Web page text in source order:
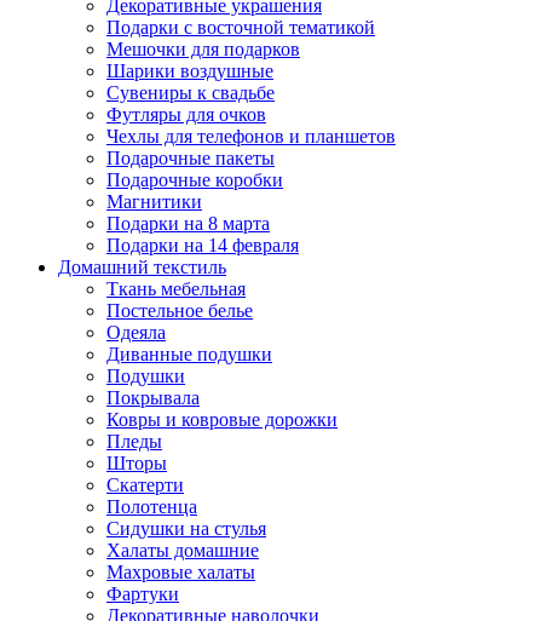
Декоративные украшения
Подарки с восточной тематикой
Мешочки для подарков
Шарики воздушные
Сувениры к свадьбе
Футляры для очков
Чехлы для телефонов и планшетов
Подарочные пакеты
Подарочные коробки
Магнитики
Подарки на 8 марта
Подарки на 14 февраля
Домашний текстиль
Ткань мебельная
Постельное белье
Одеяла
Диванные подушки
Подушки
Покрывала
Ковры и ковровые дорожки
Пледы
Шторы
Скатерти
Полотенца
Сидушки на стулья
Халаты домашние
Махровые халаты
Фартуки
Декоративные наволочки